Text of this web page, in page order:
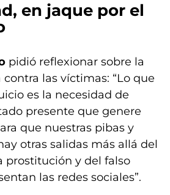
en jaque por el
pidió reflexionar sobre la
las víctimas: “Lo que
es la necesidad de
presente que genere
que nuestras pibas y
otras salidas más allá del
prostitución y del falso
las redes sociales”.